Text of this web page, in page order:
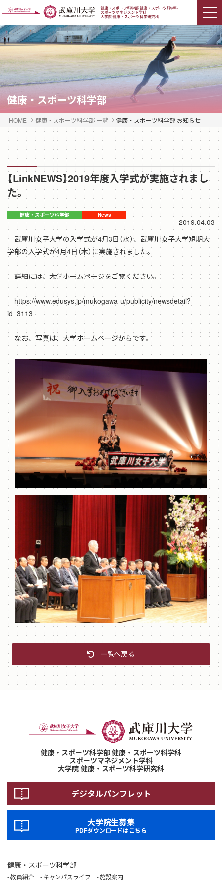
健康・スポーツ科学部
HOME 健康・スポーツ科学部 一覧 健康・スポーツ科学部 お知らせ
【LinkNEWS】2019年度入学式が実施されまし
た。
2019.04.03
武庫川女子大学の入学式が4月3日（水）、武庫川女子大学短期大
学部の入学式が4月4日（木）に実施されました。
詳細には、大学ホームページをご覧ください。
https://www.edusys.jp/mukogawa-u/publicity/newsdetail?
id=3113
なお、写真は、大学ホームページからです。
一覧へ戻る
健康・スポーツ科学部 健康・スポーツ科学科
スポーツマネジメント学科
大学院 健康・スポーツ科学研究科
デジタルパンフレット
大学院生募集
PDFダウンロードはこちら
健康・スポーツ科学部
教員紹介 キャンパスライフ 施設案内